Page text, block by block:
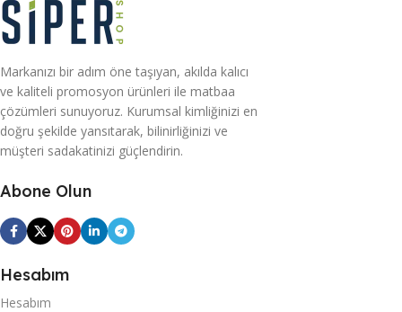
Markanızı bir adım öne taşıyan, akılda kalıcı
ve kaliteli promosyon ürünleri ile matbaa
çözümleri sunuyoruz. Kurumsal kimliğinizi en
doğru şekilde yansıtarak, bilinirliğinizi ve
müşteri sadakatinizi güçlendirin.
Abone Olun
Hesabım
Hesabım